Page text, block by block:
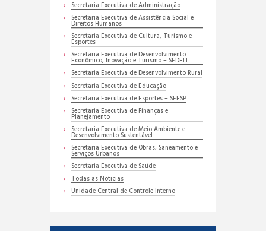
Secretaria Executiva de Administração
Secretaria Executiva de Assistência Social e
Direitos Humanos
Secretaria Executiva de Cultura, Turismo e
Esportes
Secretaria Executiva de Desenvolvimento
Econômico, Inovação e Turismo – SEDEIT
Secretaria Executiva de Desenvolvimento Rural
Secretaria Executiva de Educação
Secretaria Executiva de Esportes – SEESP
Secretaria Executiva de Finanças e
Planejamento
Secretaria Executiva de Meio Ambiente e
Desenvolvimento Sustentável
Secretaria Executiva de Obras, Saneamento e
Serviços Urbanos
Secretaria Executiva de Saúde
Todas as Noticias
Unidade Central de Controle Interno